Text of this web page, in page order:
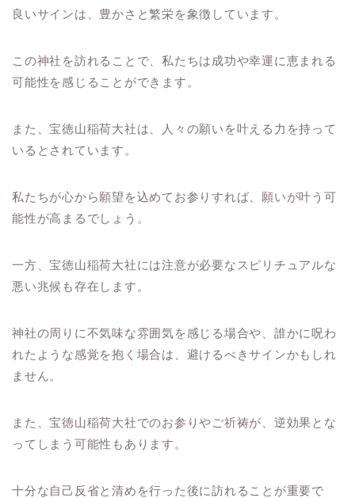
良いサインは、豊かさと繁栄を象徴しています。
この神社を訪れることで、私たちは成功や幸運に恵まれる
可能性を感じることができます。
また、宝徳山稲荷大社は、人々の願いを叶える力を持って
いるとされています。
私たちが心から願望を込めてお参りすれば、願いが叶う可
能性が高まるでしょう。
一方、宝徳山稲荷大社には注意が必要なスピリチュアルな
悪い兆候も存在します。
神社の周りに不気味な雰囲気を感じる場合や、誰かに呪わ
れたような感覚を抱く場合は、避けるべきサインかもしれ
ません。
また、宝徳山稲荷大社でのお参りやご祈祷が、逆効果とな
ってしまう可能性もあります。
十分な自己反省と清めを行った後に訪れることが重要で